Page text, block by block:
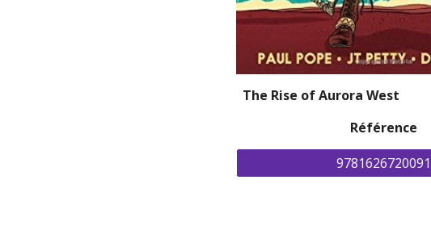
The Rise of Aurora West
Référence
9781626720091